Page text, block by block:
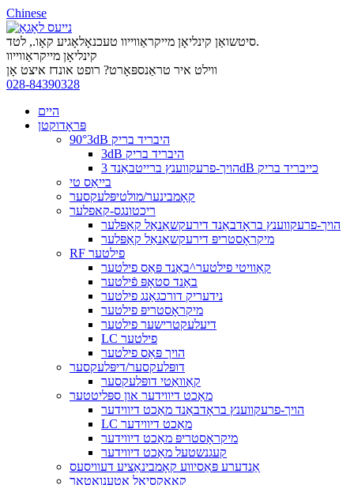
Chinese
סיטשואַן קינליאָן מייקראַווייוו טעכנאָלאָגיע קאָו., לטד.
קינליאָן מייקראַווייוו
ווילט איר טראַנספּאָרט? רופט אונדז איצט אָן
028-84390328
היים
פּראָדוקטן
90°3dB היבריד בריק
3dB היבריד בריק
הויך-פרעקווענץ ברייטבאַנד 3dB כייבריד בריק
בייאַס טי
קאָמבינער/מולטיפּלעקסער
ריכטונגס-קאפלער
הויך-פרעקווענץ בראָדבאַנד דירעקשאַנאַל קאַפּלער
מיקראָסטריפּ דירעקשאַנאַל קאַפּלער
RF פילטער
קאַוויטי פילטער^באַנד פּאַס פילטער
באַנד סטאָפּ פֿילטער
נידעריק דורכגאַנג פילטער
מיקראָסטריפּ פילטער
דיעלעקטרישער פילטער
LC פילטער
הויך פּאַס פילטער
דופּלעקסער/דיפּלעקסער
קאַוואַטי דופּלעקסער
מאַכט דיווידער און ספּליטטער
הויך-פרעקווענץ בראָדבאַנד מאַכט דיווידער
LC מאַכט דיווידער
מיקראָסטריפּ מאַכט דיווידער
קעגנשטעל מאַכט דיווידער
אַנדערע פּאַסיווע קאָמבינאַציע דעוויסעס
קאָאַקסיאַל אַטענואַטאָר